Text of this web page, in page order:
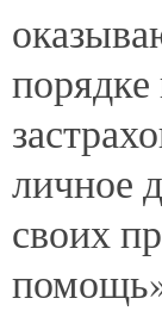
личное
своих